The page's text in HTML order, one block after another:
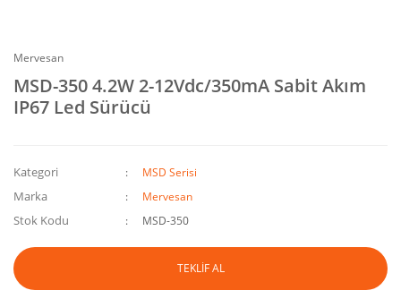
Mervesan
MSD-350 4.2W 2-12Vdc/350mA Sabit Akım
IP67 Led Sürücü
Kategori MSD Serisi
Marka Mervesan
Stok Kodu MSD-350
TEKLİF AL